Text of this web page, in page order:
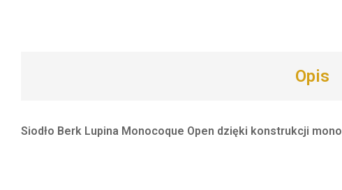
Opis
Siodło Berk Lupina Monocoque Open dzięki konstrukcji